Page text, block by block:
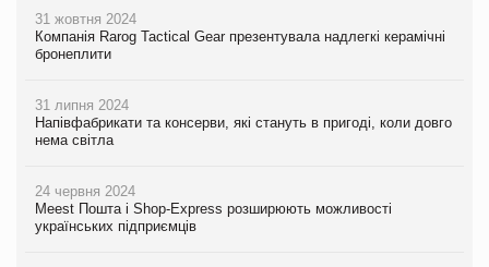
31 жовтня 2024
Компанія Rarog Tactical Gear презентувала надлегкі керамічні
бронеплити
31 липня 2024
Напівфабрикати та консерви, які стануть в пригоді, коли довго
нема світла
24 червня 2024
Meest Пошта і Shop-Express розширюють можливості
українських підприємців